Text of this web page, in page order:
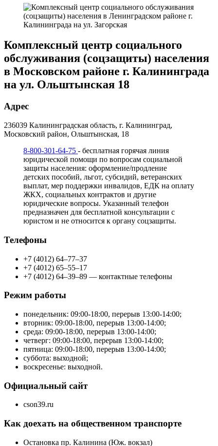
Комплексный центр социального
обслуживания (соцзащиты) населения
в Московском районе г. Калининграда
на ул. Ольштынская 18
Адрес
236039 Калининградская область, г. Калининград,
Московский район, Ольштынская, 18
8-800-301-64-75 - бесплатная горячая линия
юридической помощи по вопросам социальной
защиты населения: оформление/продление
детских пособий, льгот, субсидий, ветеранских
выплат, мер поддержки инвалидов, ЕДК на оплату
ЖКХ, социальных контрактов и другие
юридические вопросы. Указанный телефон
предназначен для бесплатной консультации с
юристом и не относится к органу соцзащиты.
Телефоны
+7 (4012) 64–77–37
+7 (4012) 65–55–17
+7 (4012) 64–39–89 — контактные телефоны
Режим работы
понедельник: 09:00-18:00, перерыв 13:00-14:00;
вторник: 09:00-18:00, перерыв 13:00-14:00;
среда: 09:00-18:00, перерыв 13:00-14:00;
четверг: 09:00-18:00, перерыв 13:00-14:00;
пятница: 09:00-18:00, перерыв 13:00-14:00;
суббота: выходной;
воскресенье: выходной.
Официальный сайт
cson39.ru
Как доехать на общественном транспорте
Остановка пр. Калинина (Юж. вокзал)